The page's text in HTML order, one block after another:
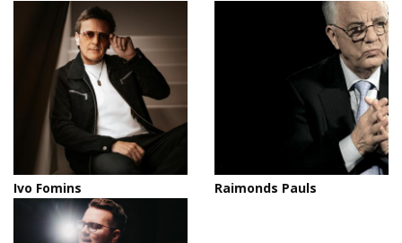
Ivo Fomins Raimonds Pauls